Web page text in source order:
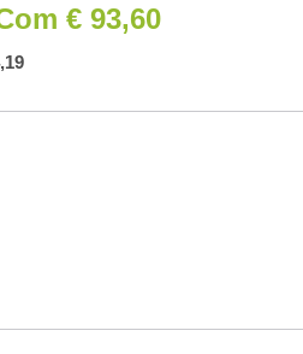
€ 93,60